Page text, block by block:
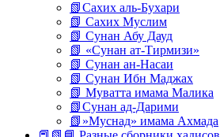
📗Сахих аль-Бухари
📗 Сахих Муслим
📗 Сунан Абу Дауд
📗 «Сунан ат-Тирмизи»
📗 Сунан ан-Насаи
📗 Сунан Ибн Маджах
📗 Муватта имама Малика
📗Сунан ад-Дарими
📗»Муснад» имама Ахмада